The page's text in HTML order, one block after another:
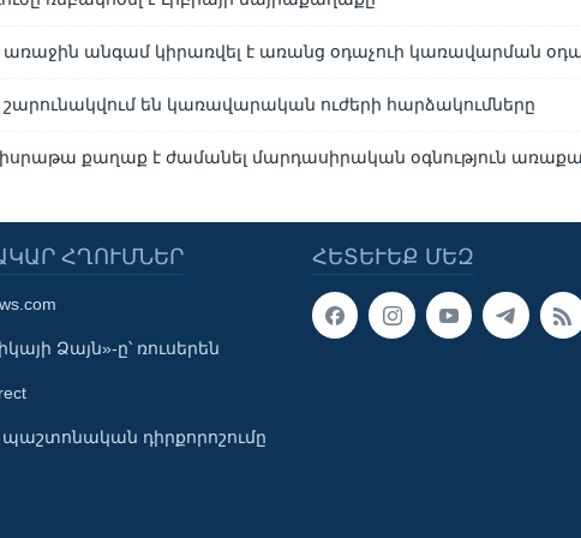
առաջին անգամ կիրառվել է առանց օդաչուի կառավարման
շարունակվում են կառավարական ուժերի հարձակումները
քաղաք է ժամանել մարդասիրական օգնություն
ՀԵՏԵՒԵՔ ՄԵԶ
ՀՂՈՒՄՆԵՐ
Ձայն»-ը՝ ռուսերեն
դիրքորոշումը